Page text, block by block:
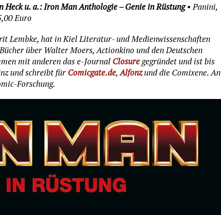
u. a.: Iron Man Anthologie – Genie in Rüstung• Panini,
Euro
Lembke, hat in Kiel Literatur- und Medienwissenschaften
über Walter Moers, Actionkino und den Deutschen
mit anderen das e-Journal Closuregegründet und ist bis
und schreibt für Comicgate.de,Alfonzund die Comixene. An
Forschung.